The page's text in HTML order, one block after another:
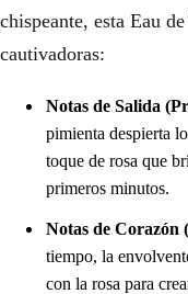
chispeante, esta Eau
cautivadoras:
Notas de Salida
pimienta despierta
toque de rosa que
primeros minutos.
Notas de Corazón
tiempo, la
con la rosa para